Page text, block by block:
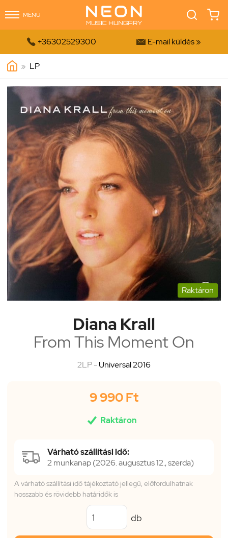
MENÜ
 +36302529300  E-mail küldés »
» LP
Raktáron
Diana Krall
From This Moment On
2LP -Universal 2016
9 990 Ft
 Raktáron
Várható szállítási idő:
2 munkanap (2026. augusztus 12., szerda)
A várható szállítási idő tájékoztató jellegű, előfordulhatnak
hosszabb és rövidebb határidők is
db